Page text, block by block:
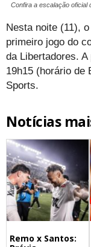
Confira a escalação oficial
Nesta noite (11),
primeiro jogo do
da Libertadores.
19h15 (horário de
Sports.
Notícias
Remo x Santos: